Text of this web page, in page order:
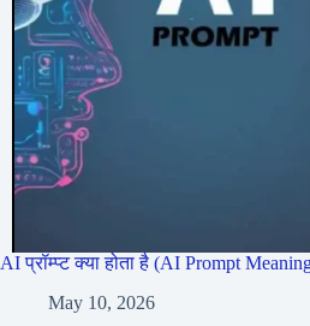
AI प्रॉम्प्ट क्या होता है (AI Prompt
May 10, 2026